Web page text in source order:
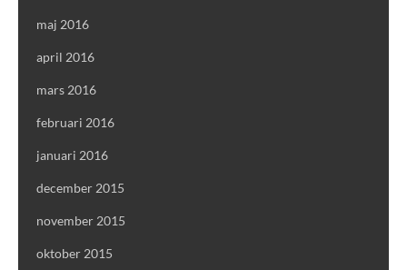
maj 2016
april 2016
mars 2016
februari 2016
januari 2016
december 2015
november 2015
oktober 2015